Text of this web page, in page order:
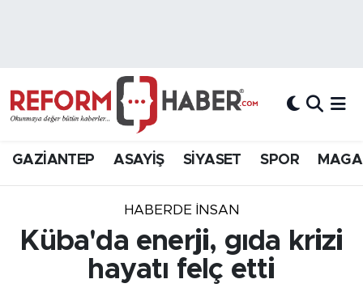
GAZİANTEP ASAYİŞ SİYASET SPOR
HABERDE INSAN
Küba'da enerji, gıda krizi
hayatı felç etti
Hava Durumu
Süper Lig Puan Durumu ve Fikstür
Tüm Manşetler
Son Dakika Haberleri